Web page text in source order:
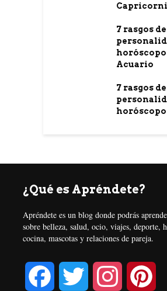
7 rasgos de
horóscopo
Acuario
7 rasgos de
¿Qué es Apréndete?
Apréndete es un blog donde podrás
sobre belleza, salud, ocio, viajes, deporte,
cocina, mascotas y relaciones de pareja.